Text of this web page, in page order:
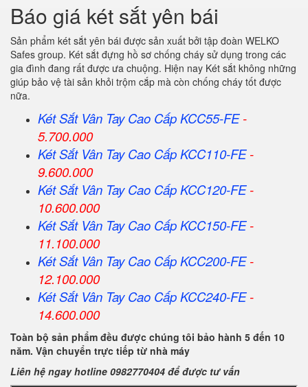
Báo giá két sắt yên bái
Sản phẩm két sắt yên bái được sản xuất bởi tập đoàn WELKO
Safes group. Két sắt đựng hồ sơ chống cháy sử dụng trong các
gia đình đang rất được ưa chuộng. Hiện nay Két sắt không những
giúp bảo vệ tài sản khỏi trộm cắp mà còn chống cháy tốt được
nữa.
Két Sắt Vân Tay Cao Cấp KCC55-FE-
5.700.000
Két Sắt Vân Tay Cao Cấp KCC110-FE-
9.600.000
Két Sắt Vân Tay Cao Cấp KCC120-FE-
10.600.000
Két Sắt Vân Tay Cao Cấp KCC150-FE-
11.100.000
Két Sắt Vân Tay Cao Cấp KCC200-FE-
12.100.000
Két Sắt Vân Tay Cao Cấp KCC240-FE-
14.600.000
Toàn bộ sản phẩm đều được chúng tôi bảo hành 5 đến 10
năm. Vận chuyển trực tiếp từ nhà máy
Liên hệ ngay hotline 0982770404 để được tư vấn